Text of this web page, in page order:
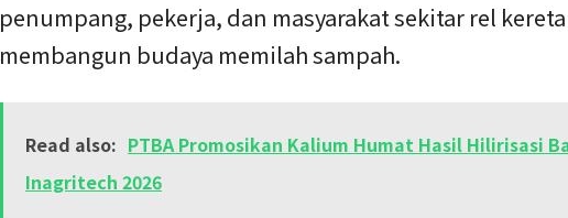
penumpang, pekerja, dan masyarakat sekitar rel
membangun budaya memilah sampah.
Read also: PTBA Promosikan Kalium Humat Hasil Hilirisasi
Inagritech 2026